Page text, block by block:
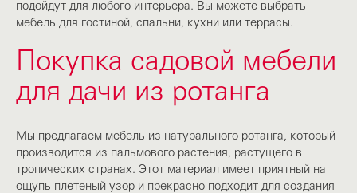
подойдут для любого интерьера. Вы можете выбрать
мебель для гостиной, спальни, кухни или террасы.
Покупка садовой мебели
для дачи из ротанга
Мы предлагаем мебель из натурального ротанга, который
производится из пальмового растения, растущего в
тропических странах. Этот материал имеет приятный на
ощупь плетеный узор и прекрасно подходит для создания